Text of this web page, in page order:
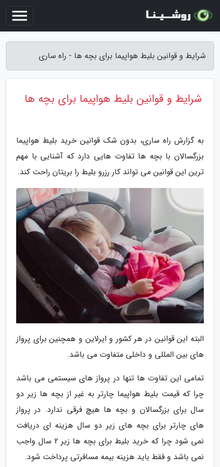
شرایط و قوانین بلیط هواپیما برای بچه ها - راه ساری
شرایط و قوانین بلیط هواپیما برای بچه ها
به گزارش راه ساری، بدون شک قوانین خرید بلیط هواپیما
بزرگسالان با بچه ها تفاوت هایی دارد که آشنایی با مهم
ترین این قوانین می تواند کار رزرو بلیط را بریتان راحت کند.
البته این قوانین در هر کشور و ایرلاین و همچنین برای پرواز
های بین المللی و داخلی متفاوت می باشد.
تمامی این تفاوت ها تنها در پرواز های سیستمی می باشد
چرا که قیمت بلیط هواپیما چارتر به غیر از بچه ها زیر دو
سال برای بزرگسالان و بچه ها هیچ فرقی ندارد. در پرواز
های چارتر برای بچه های زیر دو سال هزینه ای دریافت
نمی شود چرا که خرید بلیط برای بچه ها زیر 2 سال واجب
نمی باشد و فقط باید هزینه بیمه مسافرتی پرداخت شود.